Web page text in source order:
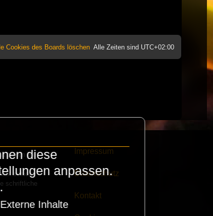
Alle Zeiten sind UTC+02:00
Cookies des Boards löschen
die
schickt
schriftliche
Impressum
Datenschutz
Kontakt
diese
anpassen.
.
Externe Inhalte